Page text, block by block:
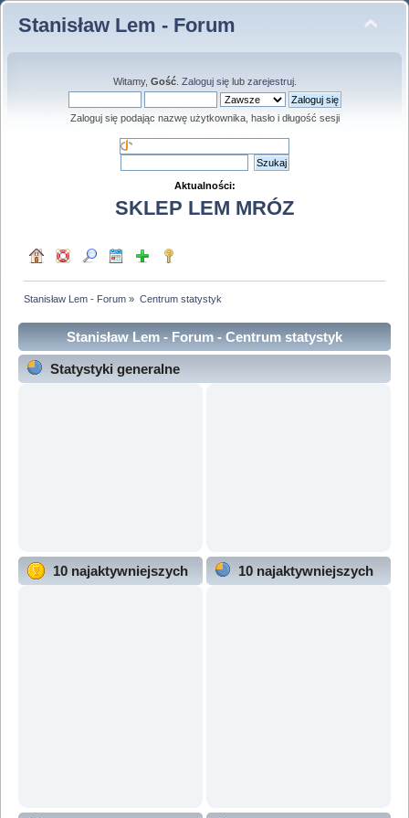
Stanisław Lem - Forum
Witamy, Gość. Zaloguj sięlub zarejestruj.
Zaloguj się podając nazwę użytkownika, hasło i długość sesji
Aktualności:
SKLEP LEM MRÓZ
Stanisław Lem - Forum » Centrum statystyk
Stanisław Lem - Forum - Centrum statystyk
Statystyki generalne
10 najaktywniejszych
10 najaktywniejszych